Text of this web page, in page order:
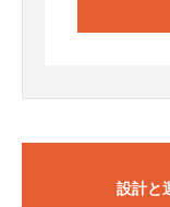
設計と